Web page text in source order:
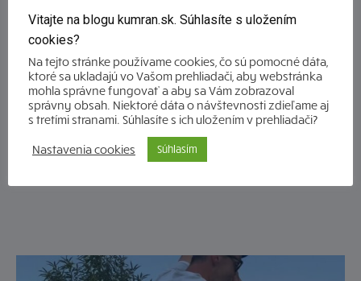
Recenzie
Podcast
Oznamy
39
Povedali o nás
Najčítanejšie články
Vitajte na blogu kumran.sk. Súhlasíte s uložením
cookies?
Na tejto stránke používame cookies, čo sú pomocné dáta,
ktoré sa ukladajú vo Vašom prehliadači, aby webstránka
mohla správne fungovať a aby sa Vám zobrazoval
správny obsah. Niektoré dáta o návštevnosti zdieľame aj
s tretími stranami. Súhlasíte s ich uložením v prehliadači?
Nastavenia cookies Súhlasím